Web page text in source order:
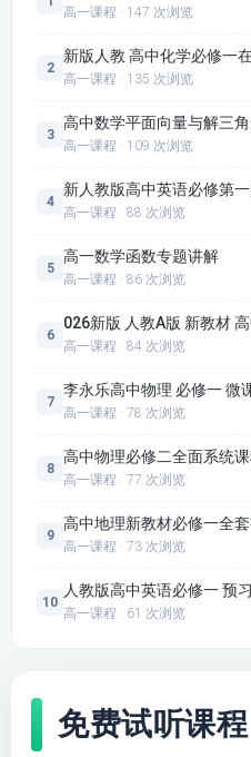
高一课程 · 147 次浏览
2
新版人教 高中化学必修一
高一课程 · 135 次浏览
3
高中数学平面向量与解三
高一课程 · 109 次浏览
4
新人教版高中英语必修第
高一课程 · 88 次浏览
5
高一数学函数专题讲解
高一课程 · 86 次浏览
6
026新版 人教A版 新教材
高一课程 · 84 次浏览
7
李永乐高中物理 必修一 微
高一课程 · 78 次浏览
8
高中物理必修二全面系统
高一课程 · 77 次浏览
9
高中地理新教材必修一全
高一课程 · 73 次浏览
10
人教版高中英语必修一 预
高一课程 · 61 次浏览
免费试听课程